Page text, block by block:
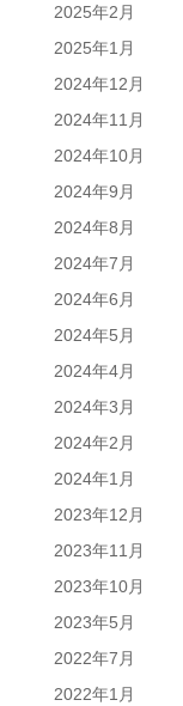
2025年2月
2025年1月
2024年12月
2024年11月
2024年10月
2024年9月
2024年8月
2024年7月
2024年6月
2024年5月
2024年4月
2024年3月
2024年2月
2024年1月
2023年12月
2023年11月
2023年10月
2023年5月
2022年7月
2022年1月